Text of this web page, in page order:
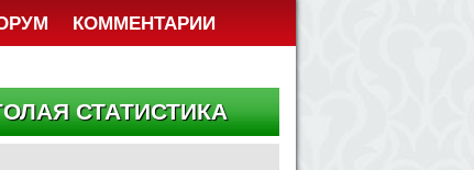
КОММЕНТАРИИ
СТАТИСТИКА